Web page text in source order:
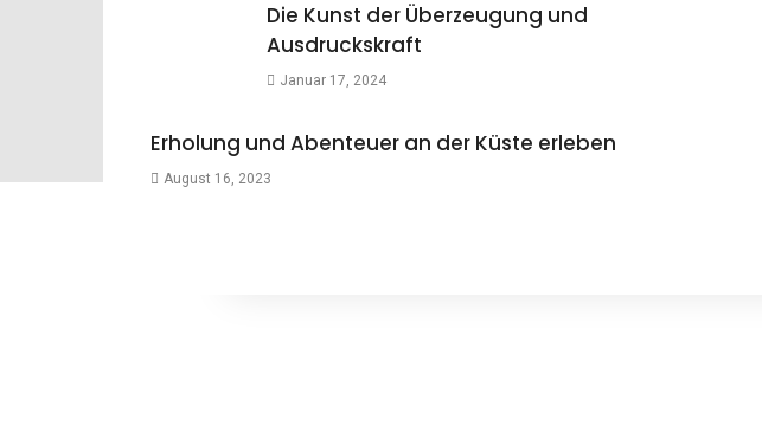
Die Kunst der Überzeugung und
Ausdruckskraft
Januar 17, 2024
Erholung und Abenteuer an der Küste erleben
August 16, 2023